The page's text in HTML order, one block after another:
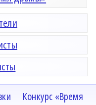
Конкурс «Время